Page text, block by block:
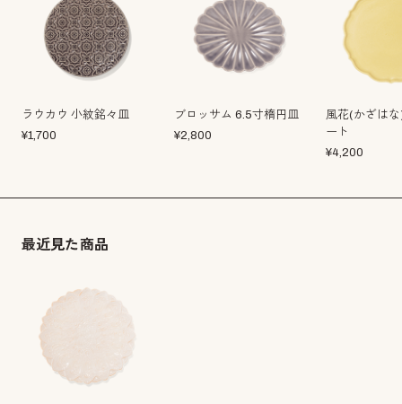
ラウカウ 小紋銘々皿
¥1,700
ブロッサム 6.5寸楕円皿
¥2,800
風花(かざは
ート
¥4,200
最近見た商品